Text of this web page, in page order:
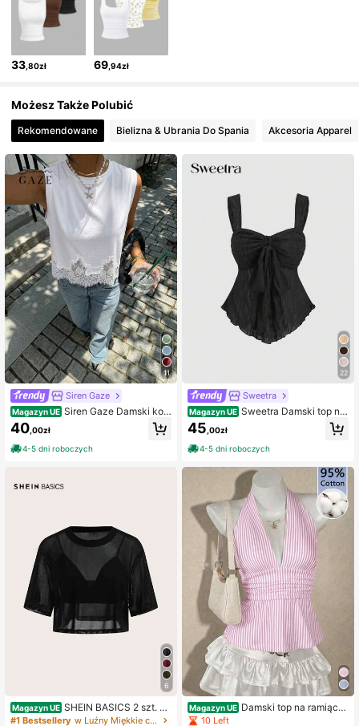
33 ,80zł 69 ,94zł
Możesz Także Polubić
Rekomendowane Bielizna & Ubrania Do Spania Akcesoria Apparel
11
Siren Gaze
Magazyn UE Siren Gaze Damski kor
onkowy, patchworkowy, swobodn
y, uniwersalny top na co dzień
40 ,00zł
4-5 dni roboczych
6
Magazyn UE SHEIN BASICS 2 szt. ca
sualowych seksownych krótkich to
#1 Bestsellery w Luźny Miękkie codzienne topy
22
Sweetra
Magazyn UE Sweetra Damski top na
ramiączkach z teksturowanym nad
rukiem i kokardką
45 ,00zł
4-5 dni roboczych
Magazyn UE Damski top na ramiącz
kach 95% bawełny, jasnoróżowy w
10 Left